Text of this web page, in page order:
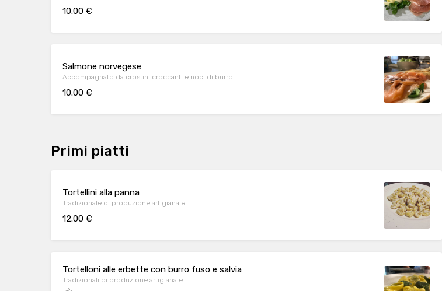
10.00 €
Salmone norvegese
Accompagnato da crostini croccanti e noci di burro
10.00 €
Primi piatti
Tortellini alla panna
Tradizionale di produzione artigianale
12.00 €
Tortelloni alle erbette con burro fuso e salvia
Tradizionali di produzione artigianale